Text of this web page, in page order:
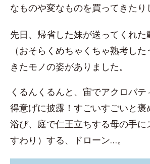
なものや変なものを買ってきたり
先日、帰省した妹が送ってくれ
（おそらくめちゃくちゃ熟考し
きたモノの姿がありました。
くるんくるんと、宙でアクロバテ
得意げに披露！すごいすごいと褒
浴び、庭で仁王立ちする母の手に
すわり）する、ドローン…。